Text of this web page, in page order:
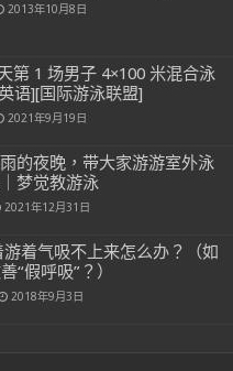
2013年10月8日
第 1 场男子 4×100 米混合泳
语][国际游泳联盟]
2021年9月19日
的夜晚，带大家游游室外泳
梦觉教游泳
2021年12月31日
着气吸不上来怎么办？（如
“假呼吸”？）
2018年9月3日